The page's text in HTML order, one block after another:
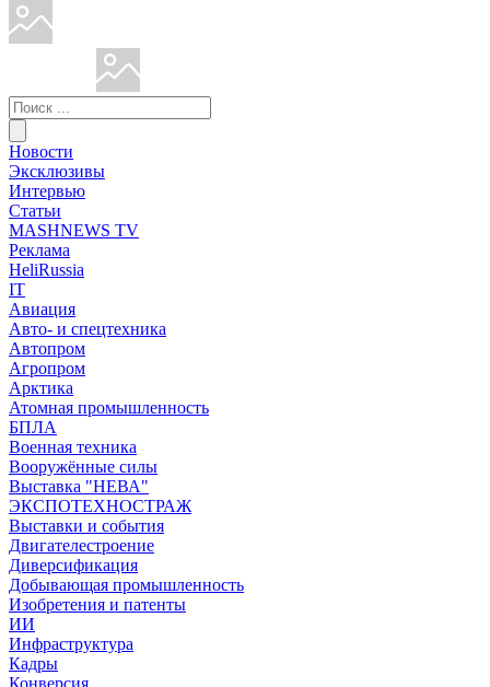
Новости
Эксклюзивы
Интервью
Статьи
MASHNEWS TV
Реклама
HeliRussia
IT
Авиация
Авто- и спецтехника
Автопром
Агропром
Арктика
Атомная промышленность
БПЛА
Военная техника
Вооружённые силы
Выставка "НЕВА"
ЭКСПОТЕХНОСТРАЖ
Выставки и события
Двигателестроение
Диверсификация
Добывающая промышленность
Изобретения и патенты
ИИ
Инфраструктура
Кадры
Конверсия